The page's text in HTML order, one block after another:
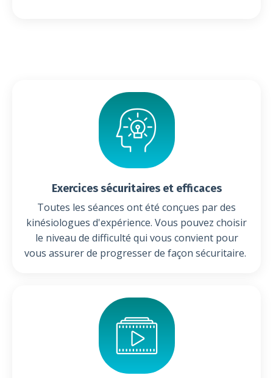
Exercices sécuritaires et efficaces
Toutes les séances ont été conçues par des
kinésiologues d'expérience. Vous pouvez choisir
le niveau de difficulté qui vous convient pour
vous assurer de progresser de façon sécuritaire.